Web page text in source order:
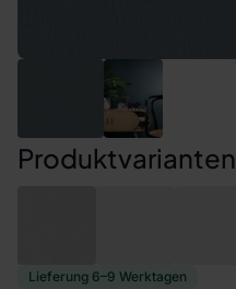
Lieferung 6–9 Werktagen
Produktvarianten